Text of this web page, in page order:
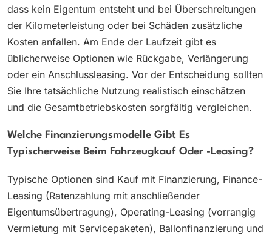
dass kein Eigentum entsteht und bei Überschreitungen
der Kilometerleistung oder bei Schäden zusätzliche
Kosten anfallen. Am Ende der Laufzeit gibt es
üblicherweise Optionen wie Rückgabe, Verlängerung
oder ein Anschlussleasing. Vor der Entscheidung sollten
Sie Ihre tatsächliche Nutzung realistisch einschätzen
und die Gesamtbetriebskosten sorgfältig vergleichen.
Welche Finanzierungsmodelle Gibt Es
Typischerweise Beim Fahrzeugkauf Oder -leasing?
Typische Optionen sind Kauf mit Finanzierung, Finance-
Leasing (Ratenzahlung mit anschließender
Eigentumsübertragung), Operating-Leasing (vorrangig
Vermietung mit Servicepaketen), Ballonfinanzierung und